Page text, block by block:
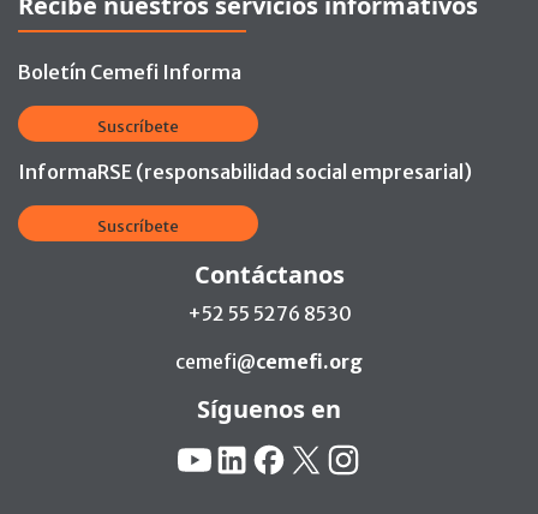
Boletín Cemefi Informa
Suscríbete
InformaRSE (responsabilidad social empresarial)
Suscríbete
Contáctanos
+52 55 5276 8530
cemefi@cemefi.org
Síguenos en
YouTube
LinkedinFacebook
X Instagram